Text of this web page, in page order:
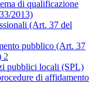
di qualificazione
2013)
(Art. 37 del
pubblico (Art. 37
2
pubblici locali (SPL)
di affidamento